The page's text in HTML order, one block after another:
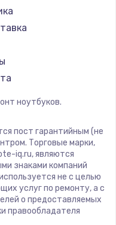
Teclast
CHUWI
Colorful
ноутбуков.
пост гарантийным (не
Торговые марки,
iq.ru, являются
знаками компаний
не с целью
услуг по ремонту, а с
о предоставляемых
правообладателя